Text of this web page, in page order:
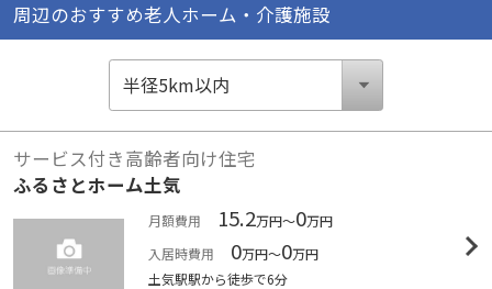
周辺のおすすめ老人ホーム・介護施設
サービス付き高齢者向け住宅
ふるさとホーム土気
月額費用 15.2万円～0万円
入居時費用
0万円～0万円
土気駅駅から徒歩で6分